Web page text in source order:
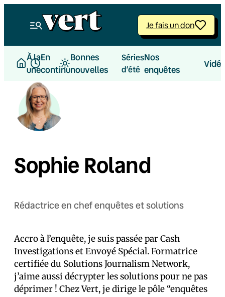
Je fais un don
À la
une
En
continu
Bonnes
nouvelles
Séries
d’été
Nos
enquêtes
Sophie Roland
Rédactrice en chef enquêtes et solutions
Accro à l’enquête, je suis passée par Cash
Investigations et Envoyé Spécial. Formatrice
certifiée du Solutions Journalism Network,
j’aime aussi décrypter les solutions pour ne pas
déprimer ! Chez Vert, je dirige le pôle “enquêtes